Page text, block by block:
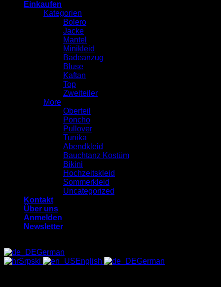
Einkaufen
Kategorien
Bolero
Jacke
Mantel
Minikleid
Badeanzug
Bluse
Kaftan
Top
Zweiteiler
More
Oberteil
Poncho
Pullover
Tunika
Abendkleid
Bauchtanz Kostüm
Bikini
Hochzeitskleid
Sommerkleid
Uncategorized
Kontakt
Über uns
Anmelden
Newsletter
German
Srpski
English German